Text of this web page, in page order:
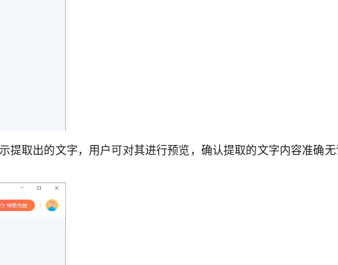
取出的文字，用户可对其进行预览，确认提取的文字内容准确